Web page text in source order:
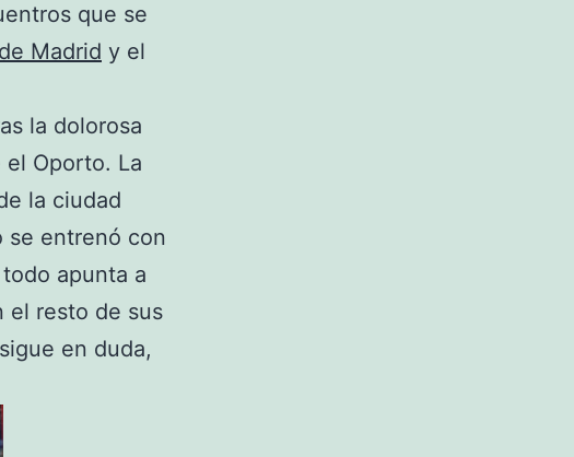
que se
Madrid y el
la dolorosa
Oporto. La
la ciudad
se entrenó con
apunta a
el resto de sus
en duda,